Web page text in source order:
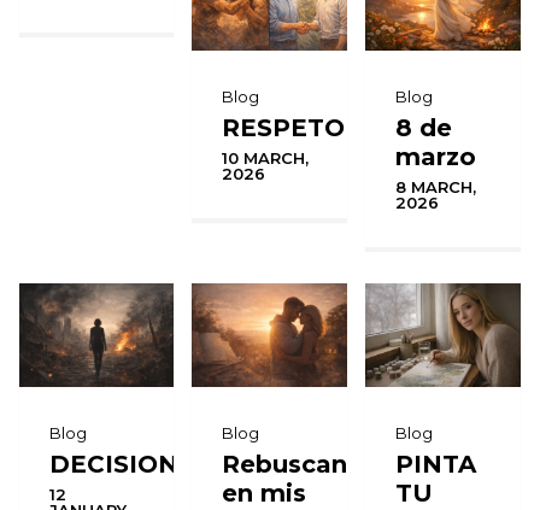
Blog
RESPETO
10 MARCH,
2026
Blog
8 de
marzo
8 MARCH,
2026
Blog
DECISIONES
12
Blog
Rebuscando
en mis
Blog
PINTA
TU